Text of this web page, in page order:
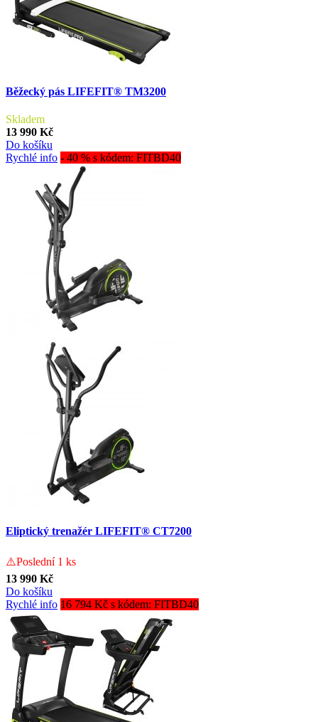
Běžecký pás LIFEFIT® TM3200
Skladem
13 990 Kč
Do košíku
Rychlé info - 40 % s kódem: FITBD40
Eliptický trenažér LIFEFIT® CT7200
⚠️Poslední 1 ks
13 990 Kč
Do košíku
Rychlé info 16 794 Kč s kódem: FITBD40